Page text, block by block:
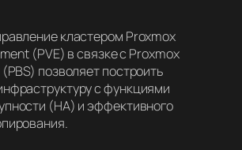
кластером Proxmox
(PVE) в связке с Proxmox
позволяет построить
с функциями
(HA) и эффективного